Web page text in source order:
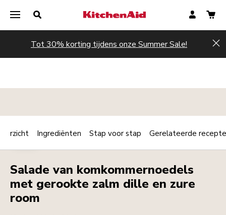
Tot 30% korting tijdens onze Summer Sale!
KOUD Print
Share
Salade van komkommernoedels
met gerookte zalm dille en zure
room
Ingrediënten Stap voor stap Gerelateerde